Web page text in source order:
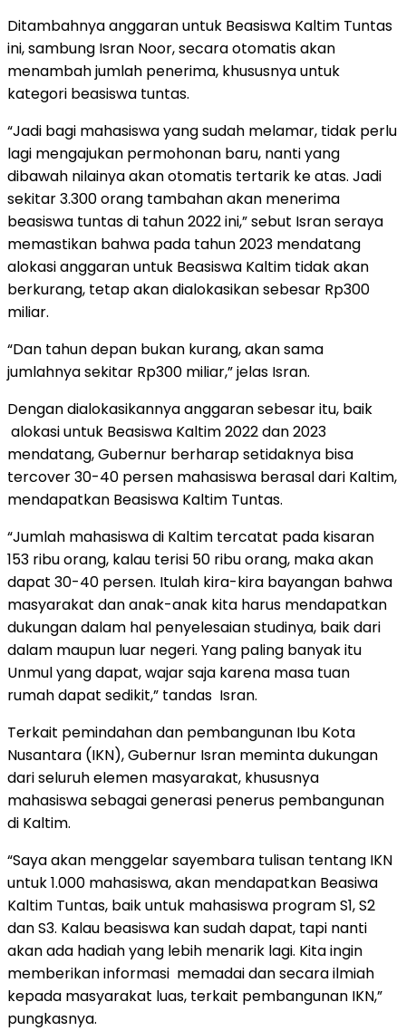
Ditambahnya anggaran untuk Beasiswa Kaltim Tuntas
ini, sambung Isran Noor, secara otomatis akan
menambah jumlah penerima, khususnya untuk
kategori beasiswa tuntas.
“Jadi bagi mahasiswa yang sudah melamar, tidak perlu
lagi mengajukan permohonan baru, nanti yang
dibawah nilainya akan otomatis tertarik ke atas. Jadi
sekitar 3.300 orang tambahan akan menerima
beasiswa tuntas di tahun 2022 ini,” sebut Isran seraya
memastikan bahwa pada tahun 2023 mendatang
alokasi anggaran untuk Beasiswa Kaltim tidak akan
berkurang, tetap akan dialokasikan sebesar Rp300
miliar.
“Dan tahun depan bukan kurang, akan sama
jumlahnya sekitar Rp300 miliar,” jelas Isran.
Dengan dialokasikannya anggaran sebesar itu, baik
alokasi untuk Beasiswa Kaltim 2022 dan 2023
mendatang, Gubernur berharap setidaknya bisa
tercover 30-40 persen mahasiswa berasal dari Kaltim,
mendapatkan Beasiswa Kaltim Tuntas.
“Jumlah mahasiswa di Kaltim tercatat pada kisaran
153 ribu orang, kalau terisi 50 ribu orang, maka akan
dapat 30-40 persen. Itulah kira-kira bayangan bahwa
masyarakat dan anak-anak kita harus mendapatkan
dukungan dalam hal penyelesaian studinya, baik dari
dalam maupun luar negeri. Yang paling banyak itu
Unmul yang dapat, wajar saja karena masa tuan
rumah dapat sedikit,” tandas Isran.
Terkait pemindahan dan pembangunan Ibu Kota
Nusantara (IKN), Gubernur Isran meminta dukungan
dari seluruh elemen masyarakat, khususnya
mahasiswa sebagai generasi penerus pembangunan
di Kaltim.
“Saya akan menggelar sayembara tulisan tentang IKN
untuk 1.000 mahasiswa, akan mendapatkan Beasiwa
Kaltim Tuntas, baik untuk mahasiswa program S1, S2
dan S3. Kalau beasiswa kan sudah dapat, tapi nanti
akan ada hadiah yang lebih menarik lagi. Kita ingin
memberikan informasi memadai dan secara ilmiah
kepada masyarakat luas, terkait pembangunan IKN,”
pungkasnya.